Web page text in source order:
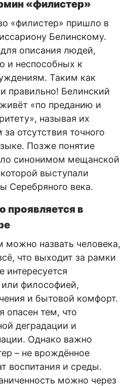
«филистер»
«филистер» пришло в
Белинскому.
описания людей,
и неспособных к
Таким как
правильно! Белинский
«по преданию и
называя их
отсутствия точного
Позже понятие
синонимом мещанской
выступали
Серебряного века.
проявляется в
можно назвать человека,
что выходит за рамки
интересуется
философией,
и бытовой комфорт.
опасен тем, что
деградации и
Однако важно
– не врождённое
воспитания и среды.
можно через